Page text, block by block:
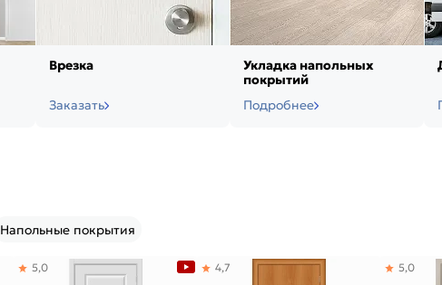
Врезка
Заказать
Укладка напольных
покрытий
Подробнее
Напольные покрытия
5,0 4,7 5,0